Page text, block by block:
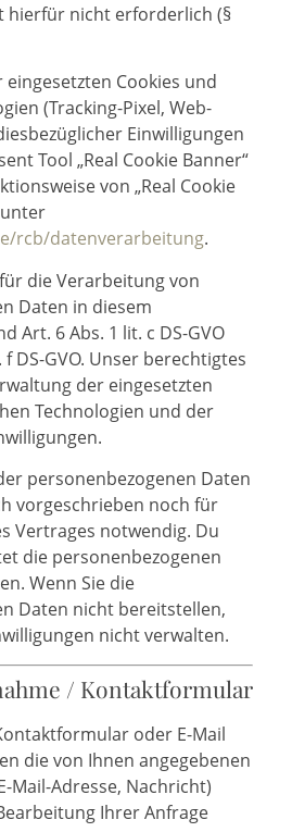
hierfür nicht erforderlich (§
Cookies und
(Tracking-Pixel, Web-
Einwilligungen
Tool „Real Cookie Banner“
von „Real Cookie
rcb/datenverarbeitung.
die Verarbeitung von
Daten in diesem
Art. 6 Abs. 1 lit. c DS-GVO
DS-GVO. Unser berechtigtes
der eingesetzten
Technologien und der
personenbezogenen Daten
vorgeschrieben noch für
Vertrages notwendig. Du
die personenbezogenen
Wenn Sie die
Daten nicht bereitstellen,
nicht verwalten.
/ Kontaktformular
oder E-Mail
die von Ihnen angegebenen
Mail-Adresse, Nachricht)
Ihrer Anfrage